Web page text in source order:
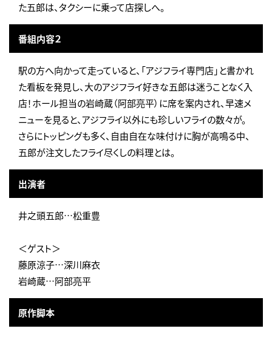
た五郎は、タクシーに乗って店探しへ。
番組内容２
駅の方へ向かって走っていると、「アジフライ専門店」と書かれ
た看板を発見し、大のアジフライ好きな五郎は迷うことなく入
店！ホール担当の岩崎蔵（阿部亮平）に席を案内され、早速メ
ニューを見ると、アジフライ以外にも珍しいフライの数々が。
さらにトッピングも多く、自由自在な味付けに胸が高鳴る中、
五郎が注文したフライ尽くしの料理とは。
出演者
井之頭五郎…松重豊
＜ゲスト＞
藤原涼子…深川麻衣
岩崎蔵…阿部亮平
原作脚本